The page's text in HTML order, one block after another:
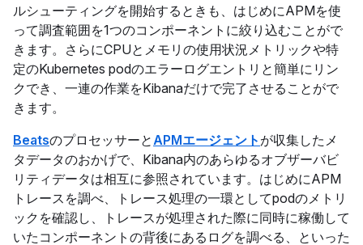
ルシューティングを開始するときも、はじめにAPMを使
って調査範囲を1つのコンポーネントに絞り込むことがで
きます。さらにCPUとメモリの使用状況メトリックや特
定のKubernetes podのエラーログエントリと簡単にリン
クでき、一連の作業をKibanaだけで完了させることがで
きます。
Beatsのプロセッサーと APMエージェント が収集したメ
タデータのおかげで、Kibana内のあらゆるオブザーバビ
リティデータは相互に参照されています。はじめにAPM
トレースを調べ、トレース処理の一環としてpodのメトリ
ックを確認し、トレースが処理された際に同時に稼働して
いたコンポーネントの背後にあるログを調べる、といった